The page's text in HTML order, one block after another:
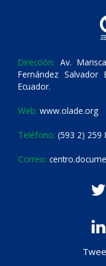
Dirección: Av.
Fernández
Ecuador.
Web: www.olade.org
Teléfono: (593 2) 259
Correo: